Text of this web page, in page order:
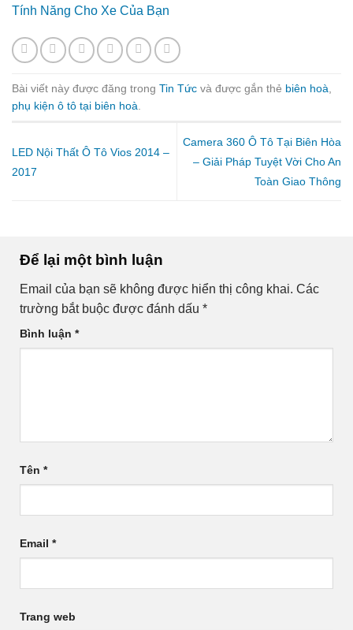
Tính Năng Cho Xe Của Bạn
Bài viết này được đăng trong Tin Tức và được gắn thẻ biên hoà
phụ kiện ô tô tại biên hoà
LED Nội Thất Ô Tô Vios 2014 –
2017
Camera 360 Ô Tô Tại Biên Hòa
– Giải Pháp Tuyệt Vời Cho An
Toàn Giao Thông
Để lại một bình luận
Email của bạn sẽ không được hiển thị công khai. Các
trường bắt buộc được đánh dấu *
Bình luận *
Tên *
Email *
Trang web